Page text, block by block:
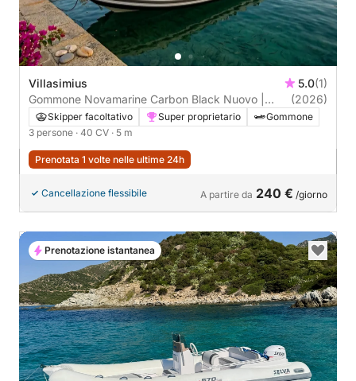
Villasimius 5.0(1)
Gommone Novamarine Carbon Black Nuovo |
Senza patente | 3 Pax
(2026)
Skipper facoltativo Super proprietario
Gommone
3 persone · 40 CV · 5 m
Prenotata 1 volte nelle ultime 24h
Cancellazione flessibile A partire da 240 € /giorno
Prenotazione istantanea